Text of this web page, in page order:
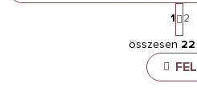
L
i
s
t
L
a
p
o
z
á
1
2
összesen 22
FEL